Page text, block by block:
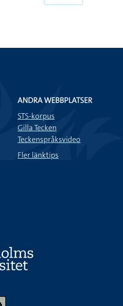
ANDRA WEBBPLATSER
STS-korpus
Gilla Tecken
Teckenspråksvideo
Fler länktips